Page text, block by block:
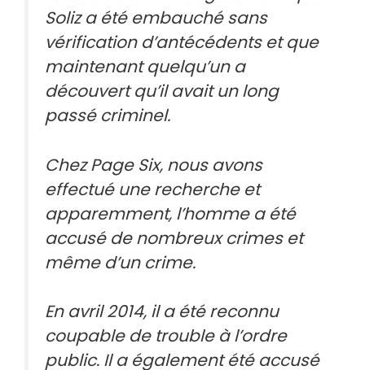
Soliz a été embauché sans
vérification d’antécédents et que
maintenant quelqu’un a
découvert qu’il avait un long
passé criminel.
Chez Page Six, nous avons
effectué une recherche et
apparemment, l’homme a été
accusé de nombreux crimes et
même d’un crime.
En avril 2014, il a été reconnu
coupable de trouble à l’ordre
public. Il a également été accusé